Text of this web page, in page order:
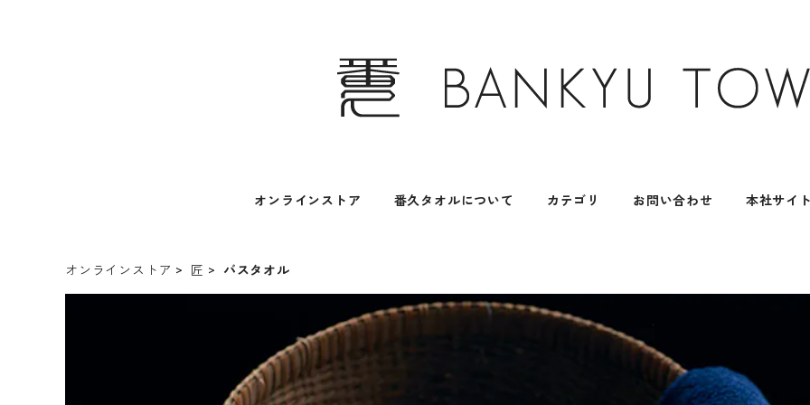
オンラインストア 番久タオルについて カテゴリ お問い合わせ 本社サイ
オンラインストア 匠 バスタオル